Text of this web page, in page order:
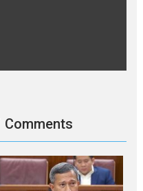
Comments